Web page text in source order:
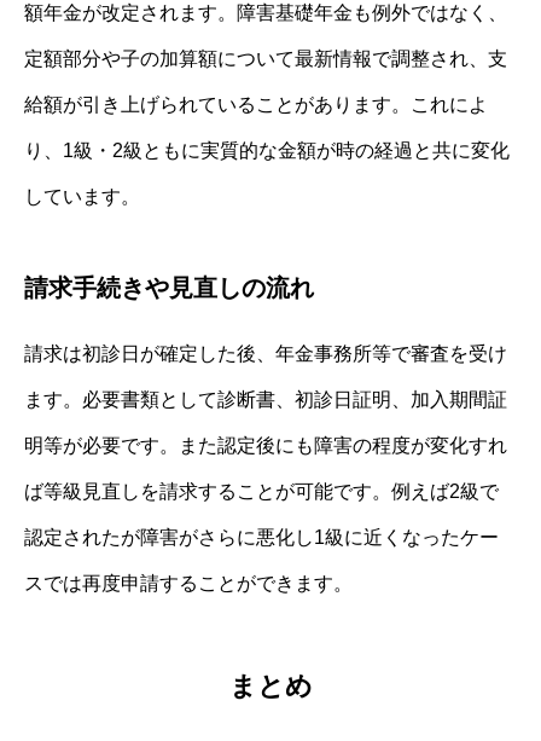
額年金が改定されます。障害基礎年金も例外ではなく、
定額部分や子の加算額について最新情報で調整され、支
給額が引き上げられていることがあります。これによ
り、1級・2級ともに実質的な金額が時の経過と共に変化
しています。
請求手続きや見直しの流れ
請求は初診日が確定した後、年金事務所等で審査を受け
ます。必要書類として診断書、初診日証明、加入期間証
明等が必要です。また認定後にも障害の程度が変化すれ
ば等級見直しを請求することが可能です。例えば2級で
認定されたが障害がさらに悪化し1級に近くなったケー
スでは再度申請することができます。
まとめ